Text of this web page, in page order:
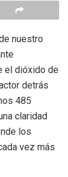
nuestro
el dióxido de
detrás
485
claridad
los
vez más